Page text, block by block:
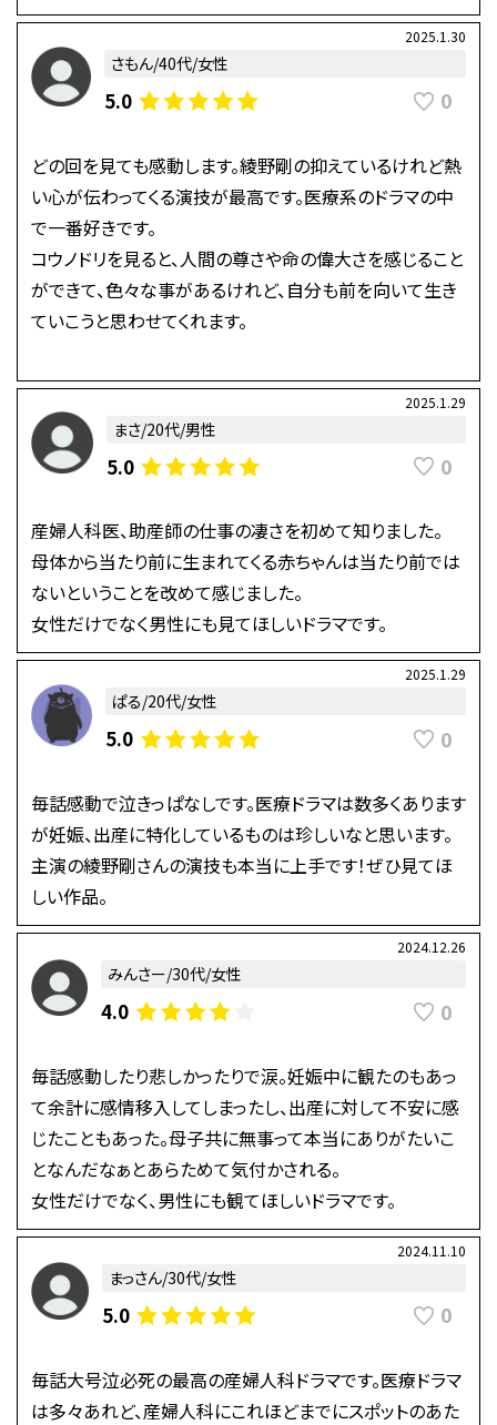
2025.1.30
さもん/40代/女性
5.0 0
どの回を見ても感動します。綾野剛の抑えているけれど熱
い心が伝わってくる演技が最高です。医療系のドラマの中
で一番好きです。
コウノドリを見ると、人間の尊さや命の偉大さを感じること
ができて、色々な事があるけれど、自分も前を向いて生き
ていこうと思わせてくれます。
2025.1.29
まさ/20代/男性
5.0 0
産婦人科医、助産師の仕事の凄さを初めて知りました。
母体から当たり前に生まれてくる赤ちゃんは当たり前では
ないということを改めて感じました。
女性だけでなく男性にも見てほしいドラマです。
2025.1.29
ぱる/20代/女性
5.0 0
毎話感動で泣きっぱなしです。医療ドラマは数多くあります
が妊娠、出産に特化しているものは珍しいなと思います。
主演の綾野剛さんの演技も本当に上手です！ぜひ見てほ
しい作品。
2024.12.26
みんさー/30代/女性
4.0 0
毎話感動したり悲しかったりで涙。妊娠中に観たのもあっ
て余計に感情移入してしまったし、出産に対して不安に感
じたこともあった。母子共に無事って本当にありがたいこ
となんだなぁとあらためて気付かされる。
女性だけでなく、男性にも観てほしいドラマです。
2024.11.10
まっさん/30代/女性
5.0 0
毎話大号泣必死の最高の産婦人科ドラマです。医療ドラマ
は多々あれど、産婦人科にこれほどまでにスポットのあた